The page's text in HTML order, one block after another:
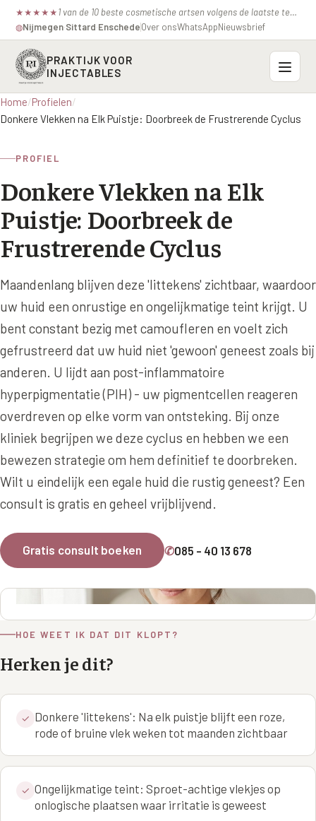
★ ★ ★ ★ ★ 1 van de 10 beste cosmetische artsen volgens de laatste test van de consumentenbond.
◍Nijmegen·Sittard·EnschedeOver onsWhatsAppNieuwsbrief
PRAKTIJK VOOR
INJECTABLES
Probleemzones
Fronsrimpel
Wenkbrauwen
Kraaienpootjes
Hangende oogleden
Traangoot en wallen
Ingevallen slapen
MIDDEN & MOND
Lippen
Nasolabiale plooi
Verticale liplijntjes
CONTOUR & HALS
Hals
Decolleté
Handen
Onze behandelingen
Bocouture
Ellansé
Juvéderm Voluma
Juvéderm Volift
Juvéderm Volbella
Profhilo
Prostrolane
Radiesse
Saypha Filler
Saypha Volume
Silhouette Soft
Teosyal Redensity
Epionce huidverzorging
Profielen
VEROUDERING
Hangende Huid Profiel
Structuur Verlies Profiel
Erfelijke Jowl Profiel
Insuline Zwelling Profiel
Menopauze Veroudering profiel
Stress Cortisol profiel
PCOS Huid profiel
HUIDPROBLEMEN
Overgevoelige Huid Profiel
Chronische ontstekingsprofiel
LIFESTYLE / MODERN
Instagram Gezicht Profiel
Digitale Nek Profiel
Prijzen
◍Nijmegen◍Sittard◍ Enschede
085 40 13 678
Home/Profielen/
Donkere Vlekken na Elk Puistje: Doorbreek de Frustrerende Cyclus
PROFIEL
Donkere Vlekken na Elk
Puistje: Doorbreek de
Frustrerende Cyclus
Maandenlang blijven deze 'littekens' zichtbaar, waardoor
uw huid een onrustige en ongelijkmatige teint krijgt. U
bent constant bezig met camoufleren en voelt zich
gefrustreerd dat uw huid niet 'gewoon' geneest zoals bij
anderen. U lijdt aan post-inflammatoire
hyperpigmentatie (PIH) - uw pigmentcellen reageren
overdreven op elke vorm van ontsteking. Bij onze
kliniek begrijpen we deze cyclus en hebben we een
bewezen strategie om hem definitief te doorbreken.
Wilt u eindelijk een egale huid die rustig geneest? Een
consult is gratis en geheel vrijblijvend.
Gratis consult boeken ✆085 - 40 13 678
HOE WEET IK DAT DIT KLOPT?
Herken je dit?
✓ Donkere 'littekens': Na elk puistje blijft een roze,
rode of bruine vlek weken tot maanden zichtbaar
✓ Ongelijkmatige teint: Sproet-achtige vlekjes op
onlogische plaatsen waar irritatie is geweest